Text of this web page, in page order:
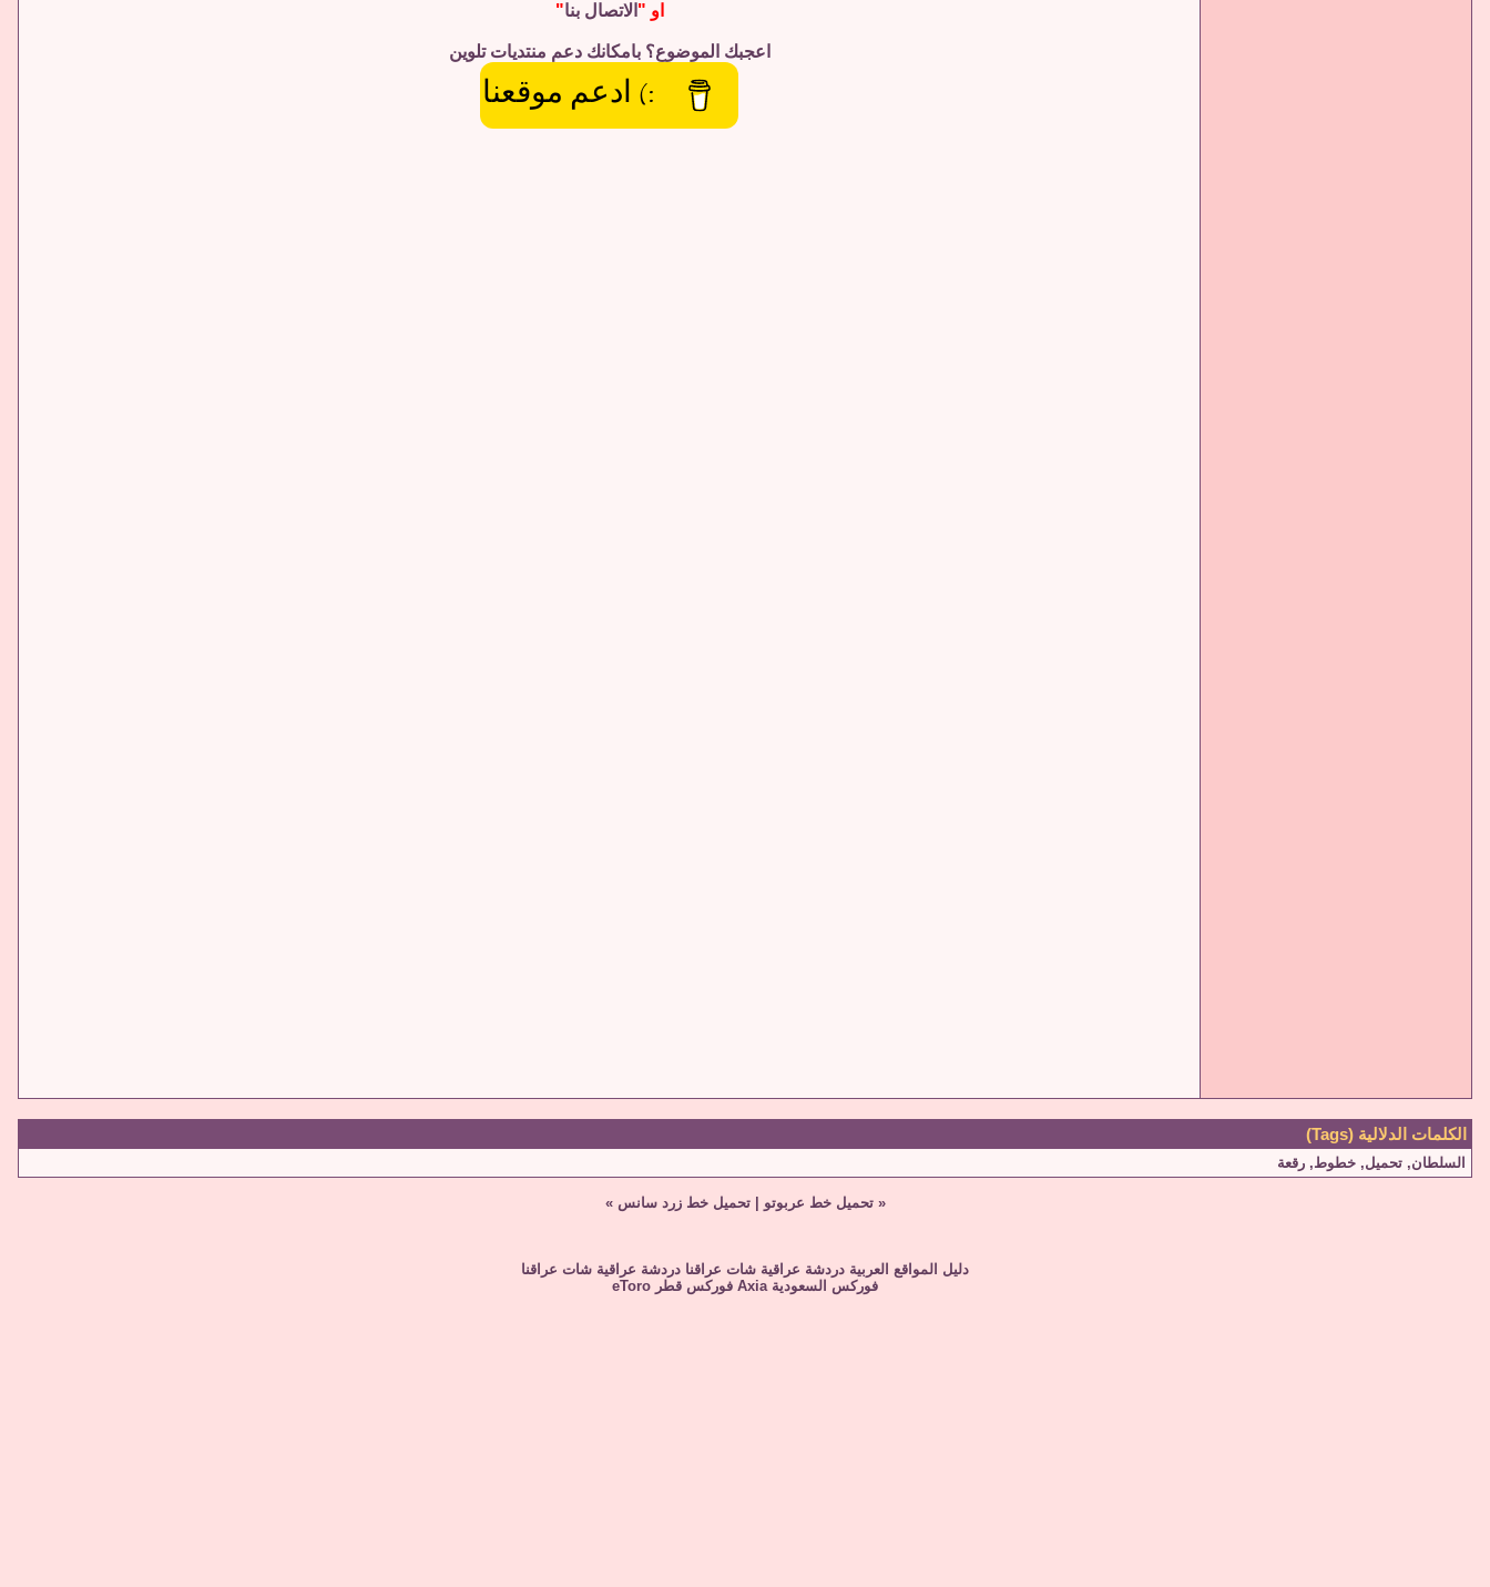
او " الاتصال بنا"
اعجبك الموضوع؟ بامكانك دعم منتديات تلوين
:) ادعم موقعنا
الكلمات الدلالية (Tags)
السلطان, تحميل, خطوط, رقعة
« تحميل خط عربوتو |تحميل خط زرد سانس »
دليل المواقع العربية دردشة عراقية شات عراقنا دردشة عراقية شات عراقنا
فوركس السعودية Axia فوركس قطر eToro